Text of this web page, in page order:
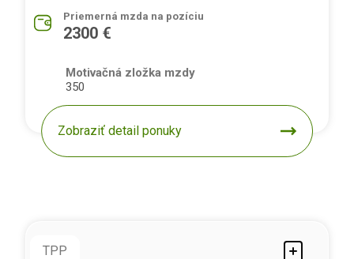
Priemerná mzda na pozíciu
2300 €
Motivačná zložka mzdy
350
Zobraziť detail ponuky
TPP